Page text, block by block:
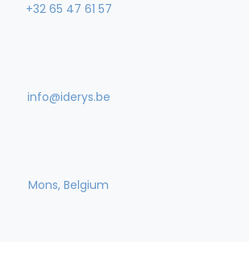
‪+32 65 47 61 57
info@iderys.be
Mons, Belgium